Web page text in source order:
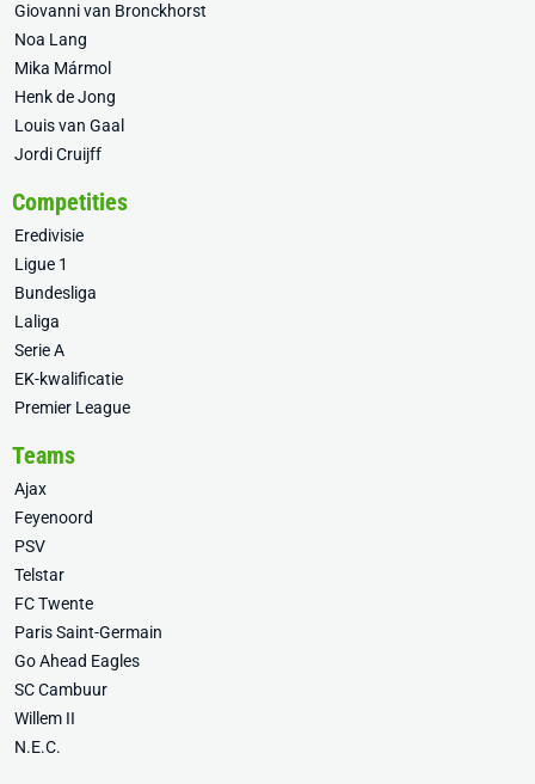
Giovanni van Bronckhorst
Noa Lang
Mika Mármol
Henk de Jong
Louis van Gaal
Jordi Cruijff
Competities
Eredivisie
Ligue 1
Bundesliga
Laliga
Serie A
EK-kwalificatie
Premier League
Teams
Ajax
Feyenoord
PSV
Telstar
FC Twente
Paris Saint-Germain
Go Ahead Eagles
SC Cambuur
Willem II
N.E.C.